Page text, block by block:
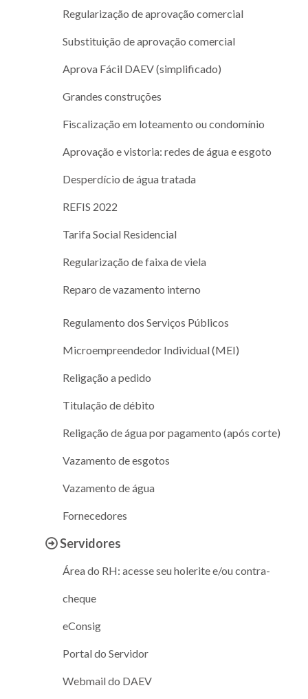
Regularização de aprovação comercial
Substituição de aprovação comercial
Aprova Fácil DAEV (simplificado)
Grandes construções
Fiscalização em loteamento ou condomínio
Aprovação e vistoria: redes de água e esgoto
Desperdício de água tratada
REFIS 2022
Tarifa Social Residencial
Regularização de faixa de viela
Reparo de vazamento interno
Regulamento dos Serviços Públicos
Microempreendedor Individual (MEI)
Religação a pedido
Titulação de débito
Religação de água por pagamento (após corte)
Vazamento de esgotos
Vazamento de água
Fornecedores
Servidores
Área do RH: acesse seu holerite e/ou contra-
cheque
eConsig
Portal do Servidor
Webmail do DAEV